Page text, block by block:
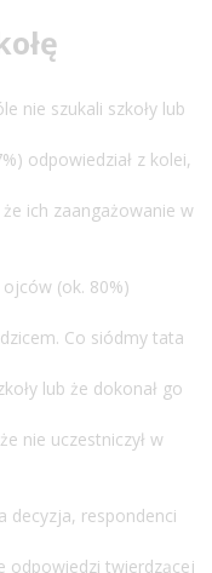
nie szukali szkoły lub
odpowiedział z kolei,
ich zaangażowanie w
(ok. 80%)
Co siódmy tata
lub że dokonał go
nie uczestniczył w
decyzja, respondenci
odpowiedzi twierdzącej